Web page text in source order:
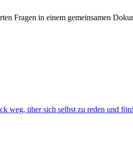
Fragen in einem gemeinsamen
weg, über sich selbst zu reden und